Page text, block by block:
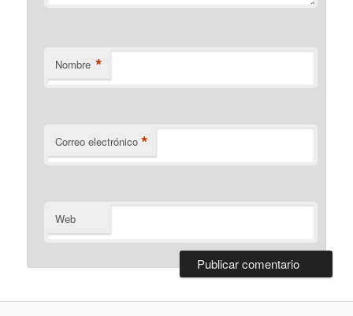
Nombre *
Correo electrónico *
Web